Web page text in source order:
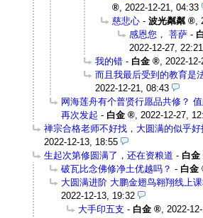
2022-12-21, 04:33
慈悲心 - 波光粼粼
感恩您， 菩萨 -
2022-12-27, 22:21
我的错 - 白金
2022-
而且我最后受到的教育是
2022-12-21, 08:43
网海莲舟有个普贤行愿品共修？
再次发起 - 白金
2022-12-27,
禅宗合格老师不好找，大圆满的似乎好
2022-12-13, 18:55
生起次第修圆满了，还在资粮道 - 白金
破瓦比念佛修净土优越吗？ - 白金
大圆满进阶 大鹏金翅鸟翱翔线上
2022-12-13, 19:32
大手印五支 - 白金
2022-